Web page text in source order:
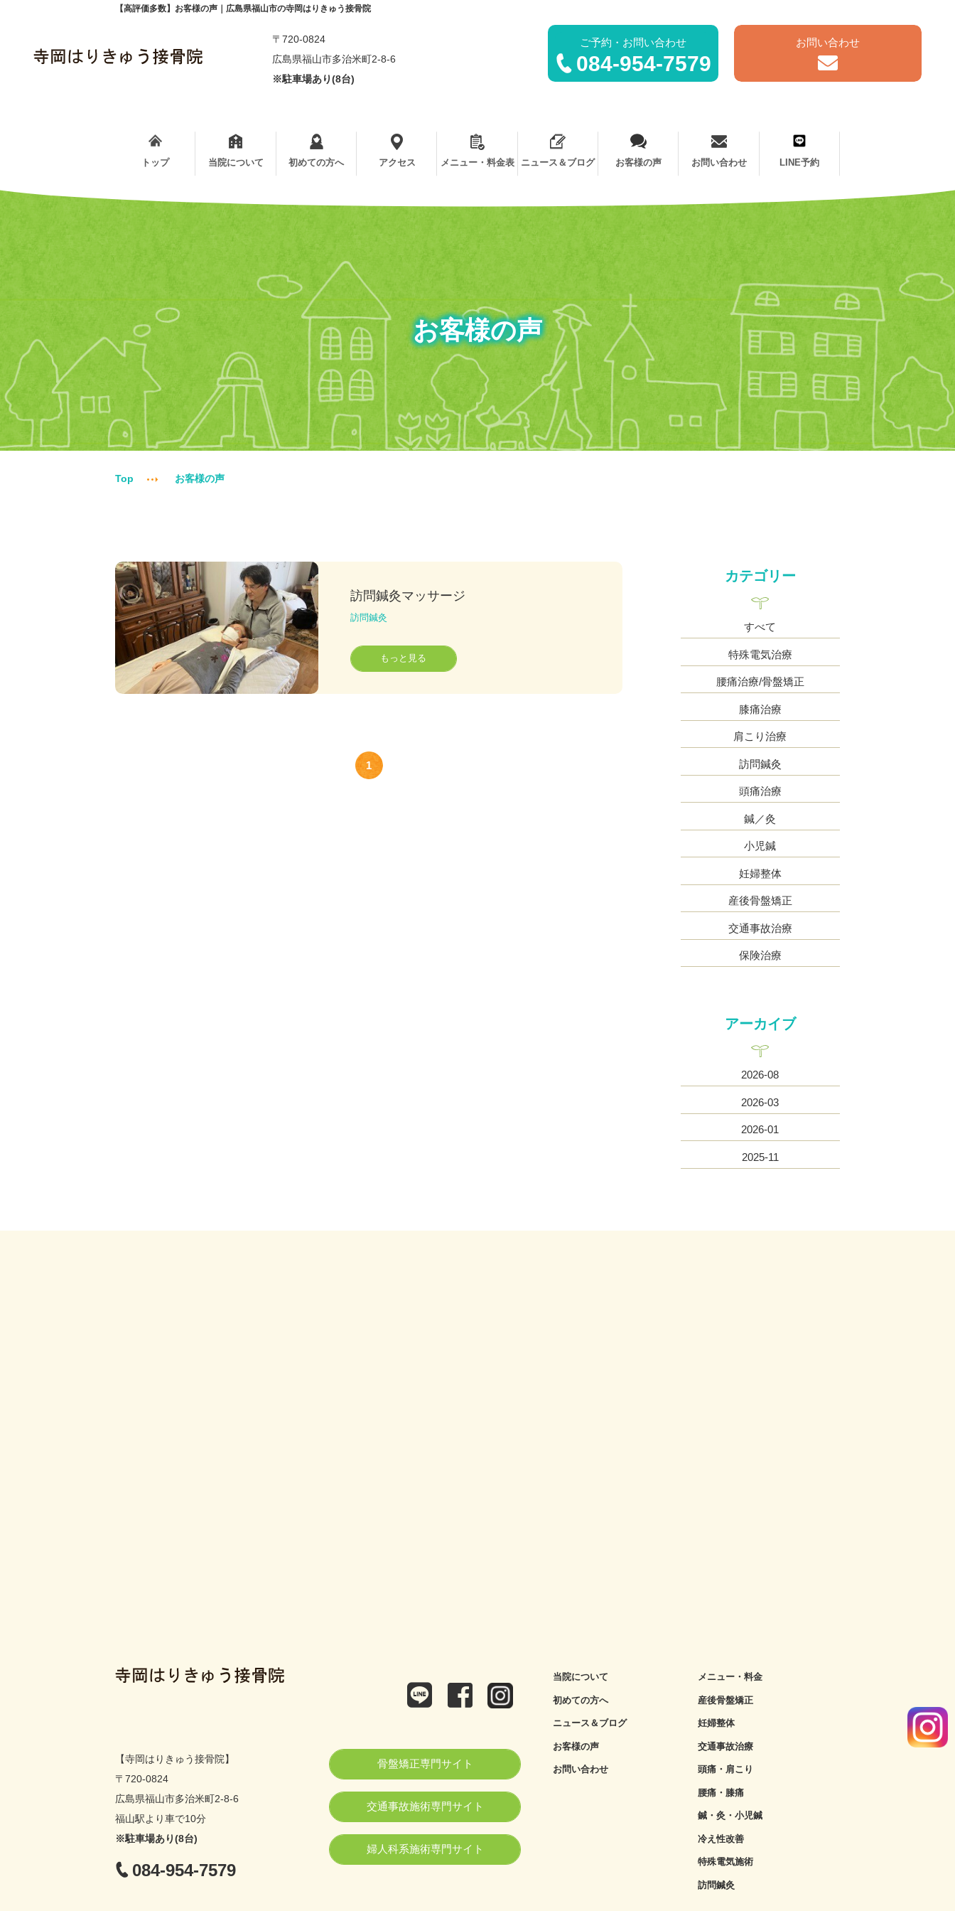
【高評価多数】お客様の声｜広島県福山市の寺岡はりきゅう接骨院
ご予約・お問い合わせ
084-954-7579
お問い合わせ
〒720-0824
広島県福山市多治米町2-8-6
※駐車場あり(8台)
トップ 当院について 初めての方へ アクセス メニュー・料金表 ニュース＆ブログ お客様の声 お問い合わせ LINE予約
お客様の声
Top お客様の声
訪問鍼灸マッサージ
訪問鍼灸
もっと見る
1
カテゴリー
すべて
特殊電気治療
腰痛治療/骨盤矯正
膝痛治療
肩こり治療
訪問鍼灸
頭痛治療
鍼／灸
小児鍼
妊婦整体
産後骨盤矯正
交通事故治療
保険治療
アーカイブ
2026-08
2026-03
2026-01
2025-11
【寺岡はりきゅう接骨院】
〒720-0824
広島県福山市多治米町2-8-6
福山駅より車で10分
※駐車場あり(8台)
084-954-7579
骨盤矯正専門サイト
交通事故施術専門サイト
婦人科系施術専門サイト
当院について
初めての方へ
ニュース＆ブログ
お客様の声
お問い合わせ
メニュー・料金
産後骨盤矯正
妊婦整体
交通事故治療
頭痛・肩こり
腰痛・膝痛
鍼・灸・小児鍼
冷え性改善
特殊電気施術
訪問鍼灸